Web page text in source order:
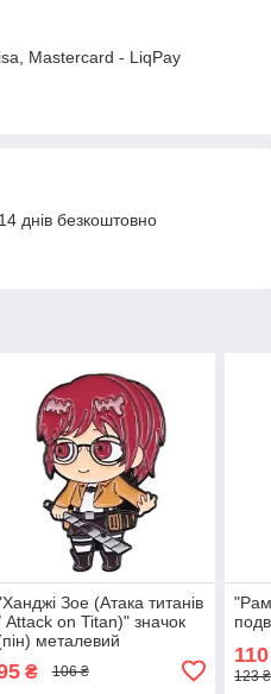
Mastercard - LiqPay
днів безкоштовно
Зое (Атака титанів
Attack on Titan)" значок
металевий
₴ 106 ₴
110
123